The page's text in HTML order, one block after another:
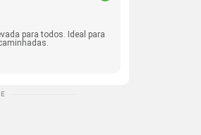
para todos. Ideal para